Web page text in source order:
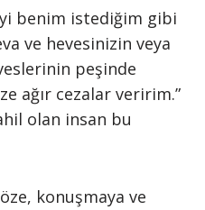
benim istediğim gibi
ve hevesinizin veya
peşinde
ağır cezalar veririm.”
olan insan bu
konuşmaya ve